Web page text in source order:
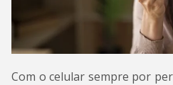
Com o celular sempre por